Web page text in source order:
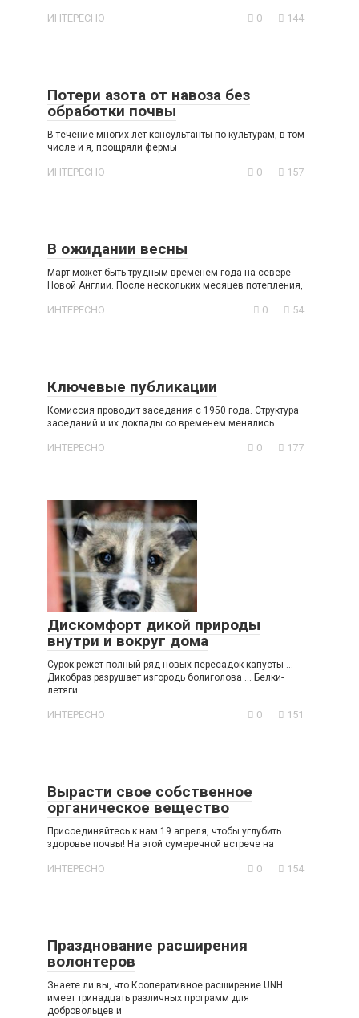
ИНТЕРЕСНО 0 144
Потери азота от навоза без
обработки почвы
В течение многих лет консультанты по культурам, в том
числе и я, поощряли фермы
ИНТЕРЕСНО 0 157
В ожидании весны
Март может быть трудным временем года на севере
Новой Англии. После нескольких месяцев потепления,
ИНТЕРЕСНО 0 54
Ключевые публикации
Комиссия проводит заседания с 1950 года. Структура
заседаний и их доклады со временем менялись.
ИНТЕРЕСНО 0 177
Дискомфорт дикой природы
внутри и вокруг дома
Сурок режет полный ряд новых пересадок капусты …
Дикобраз разрушает изгородь болиголова … Белки-
летяги
ИНТЕРЕСНО 0 151
Вырасти свое собственное
органическое вещество
Присоединяйтесь к нам 19 апреля, чтобы углубить
здоровье почвы! На этой сумеречной встрече на
ИНТЕРЕСНО 0 154
Празднование расширения
волонтеров
Знаете ли вы, что Кооперативное расширение UNH
имеет тринадцать различных программ для
добровольцев и